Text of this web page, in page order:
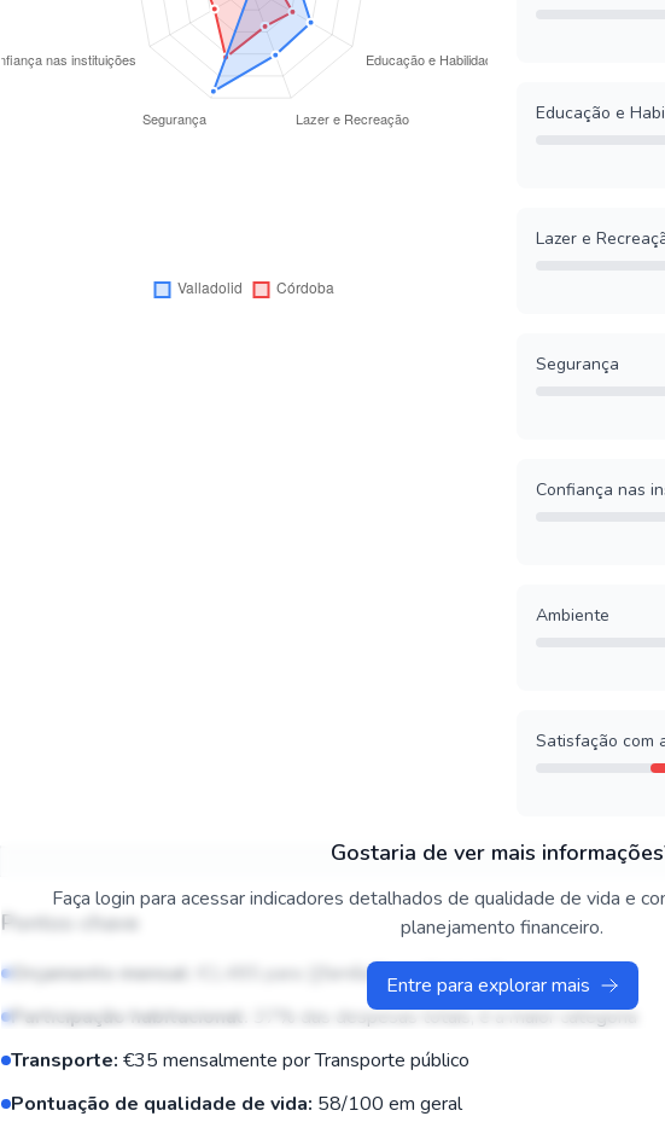
Educação e
Lazer e
Segurança
Confiança nas
Ambiente
Satisfação com
Gostaria de ver mais
Faça login para acessar indicadores detalhados de qualidade de vida e
planejamento financeiro.
Entre para explorar mais
Pontos-chave
Orçamento mensal
para {{família}} em {{cidade}}
Participação habitacional
das despesas totais; é a maior categoria
Transporte: €35 mensalmente porTransporte público
Pontuação de qualidade de vida: 58/100 em geral